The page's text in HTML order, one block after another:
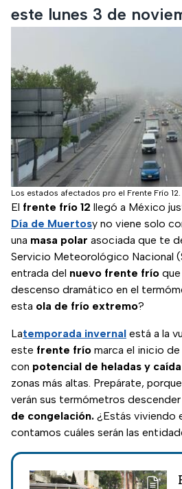
este lunes 3 de
Los estados afectados pro el Frente Frío 12.
El frente frío 12 llegó a México
Día de Muertosy no viene solo
una masa polar asociada que te
Servicio Meteorológico Nacional
entrada del nuevo frente frío
descenso dramático en el
esta ola de frío extremo?
Latemporada invernal está a la
este frente frío marca el inicio
con potencial de heladas y
zonas más altas. Prepárate,
verán sus termómetros
de congelación. ¿Estás viviendo
contamos cuáles serán las